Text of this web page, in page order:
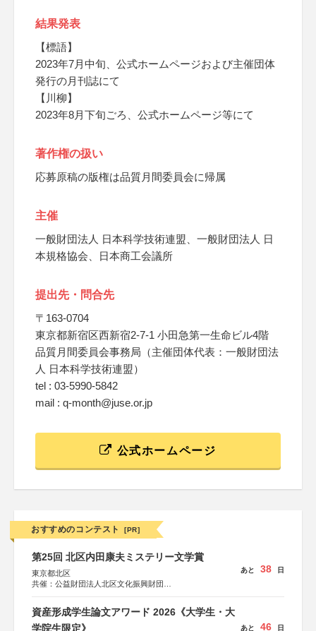
結果発表
【標語】
2023年7月中旬、公式ホームページおよび主催団体
発行の月刊誌にて
【川柳】
2023年8月下旬ごろ、公式ホームページ等にて
著作権の扱い
応募原稿の版権は品質月間委員会に帰属
主催
一般財団法人 日本科学技術連盟、一般財団法人 日
本規格協会、日本商工会議所
提出先・問合先
〒163-0704
東京都新宿区西新宿2-7-1 小田急第一生命ビル4階
品質月間委員会事務局（主催団体代表：一般財団法
人 日本科学技術連盟）
tel : 03-5990-5842
mail : q-month@juse.or.jp
公式ホームページ
おすすめのコンテスト [PR]
第25回 北区内田康夫ミステリー文学賞
東京都北区
共催：公益財団法人北区文化振興財団
協賛：株式会社実業之日本社
あと 38 日
資産形成学生論文アワード 2026《大学生・大
学院生限定》
あと 46 日